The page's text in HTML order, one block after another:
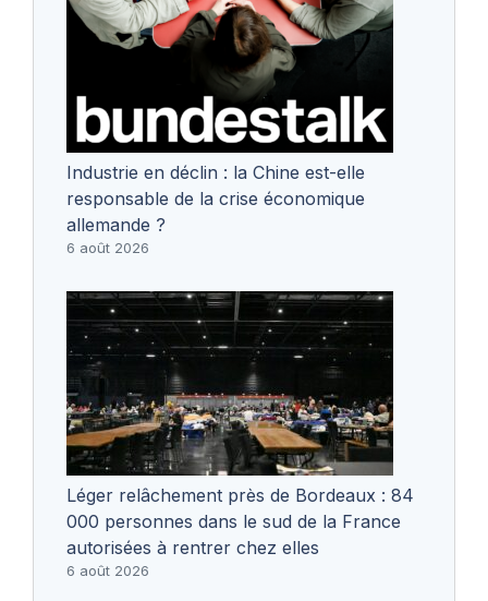
Industrie en déclin : la Chine est-elle
responsable de la crise économique
allemande ?
6 août 2026
Léger relâchement près de Bordeaux : 84
000 personnes dans le sud de la France
autorisées à rentrer chez elles
6 août 2026